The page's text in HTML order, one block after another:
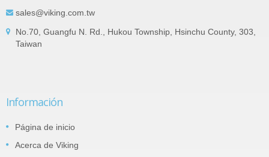
sales@viking.com.tw
No.70, Guangfu N. Rd., Hukou Township, Hsinchu County, 303,
Taiwan
Información
Página de inicio
Acerca de Viking